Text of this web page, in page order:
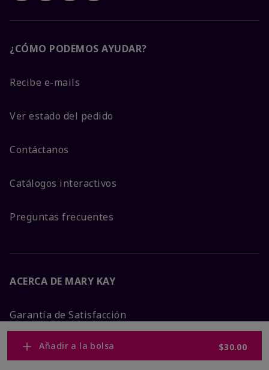
Añadir a la bolsa $30.00
¿CÓMO PODEMOS AYUDAR?
Recibe e-mails
Ver estado del pedido
Contáctanos
Catálogos interactivos
Preguntas frecuentes
ACERCA DE MARY KAY
Garantía de Satisfacción
Sobre Mary Kay